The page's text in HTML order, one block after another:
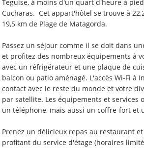
Teguise, à moins d'un quart d'heure à
Cucharas.  Cet appart'hôtel se trouve à
19,5 km de Plage de Matagorda.
Passez un séjour comme il se doit dans
et profitez des nombreux équipements à
avec un réfrigérateur et une plaque de
balcon ou patio aménagé. L'accès Wi-Fi
contact avec le reste du monde et votre
par satellite. Les équipements et
un téléphone, mais aussi un coffre-fort et
Prenez un délicieux repas au restaurant
profitant du service d'étage (horaires